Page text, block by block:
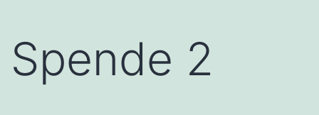
Spende 2